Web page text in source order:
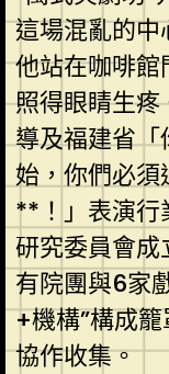
這場混亂的中
他站在咖啡
照得眼睛生
導及福建省
始，你們必
**！」表演行
研究委員會
有院團與6家
+機構”構成
協作收集。